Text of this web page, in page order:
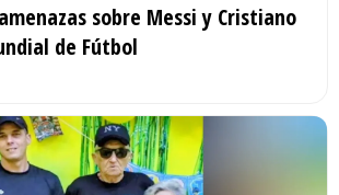
sobre Messi y Cristiano
de Fútbol